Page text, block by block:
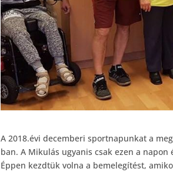
A 2018.évi decemberi sportnapunkat a
ban. A Mikulás ugyanis csak ezen a
Éppen kezdtük volna a bemelegítést,